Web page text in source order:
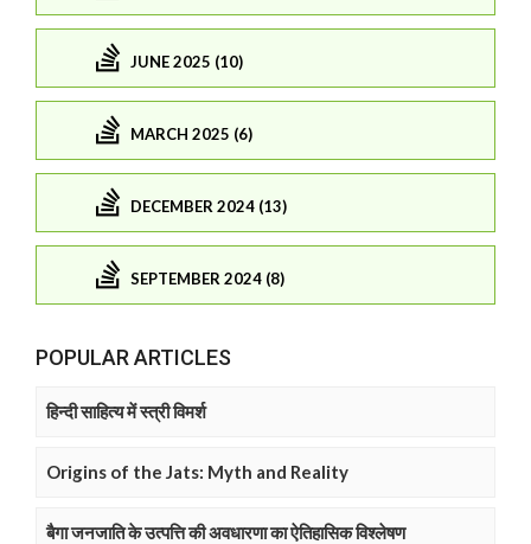
JUNE 2025 (10)
MARCH 2025 (6)
DECEMBER 2024 (13)
SEPTEMBER 2024 (8)
POPULAR ARTICLES
हिन्दी साहित्य में स्त्री विमर्श
Origins of the Jats: Myth and Reality
बैगा जनजाति के उत्पत्ति की अवधारणा का ऐतिहासिक विश्लेषण